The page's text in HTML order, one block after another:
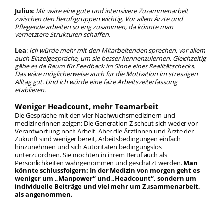
Julius: Mir wäre eine gute und intensivere Zusammenarbeit
zwischen den Berufsgruppen wichtig. Vor allem Ärzte und
Pflegende arbeiten so eng zusammen, da könnte man
vernetztere Strukturen schaffen.
Lea: Ich würde mehr mit den Mitarbeitenden sprechen, vor allem
auch Einzelgespräche, um sie besser kennenzulernen. Gleichzeitig
gäbe es da Raum für Feedback im Sinne eines Realitätschecks.
Das wäre möglicherweise auch für die Motivation im stressigen
Alltag gut. Und ich würde eine faire Arbeitszeiterfassung
etablieren.
Weniger Headcount, mehr Teamarbeit
Die Gespräche mit den vier Nachwuchsmedizinern und -
medizinerinnen zeigen: Die Generation Z scheut sich weder vor
Verantwortung noch Arbeit. Aber die Ärztinnen und Ärzte der
Zukunft sind weniger bereit, Arbeitsbedingungen einfach
hinzunehmen und sich Autoritäten bedingungslos
unterzuordnen. Sie möchten in ihrem Beruf auch als
Persönlichkeiten wahrgenommen und geschätzt werden. Man
könnte schlussfolgern: In der Medizin von morgen geht es
weniger um „Manpower“ und „Headcount“, sondern um
individuelle Beiträge und viel mehr um Zusammenarbeit,
als angenommen.